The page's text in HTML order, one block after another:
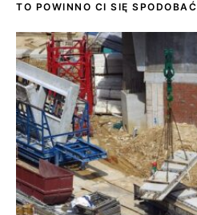
TO POWINNO CI SIĘ SPODOBAĆ